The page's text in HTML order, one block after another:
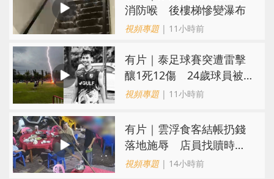
消防喉 後樓梯慘變瀑布
視頻專題| 11小時前
有片｜泰足球賽突遭雷擊
釀1死12傷 24歲球員被
閃電劈中亡
視頻專題| 11小時前
​有片｜雲浮食客結帳扔錢
落地施辱 店員找贖時還
施彼身獲老闆肯定
視頻專題| 14小時前